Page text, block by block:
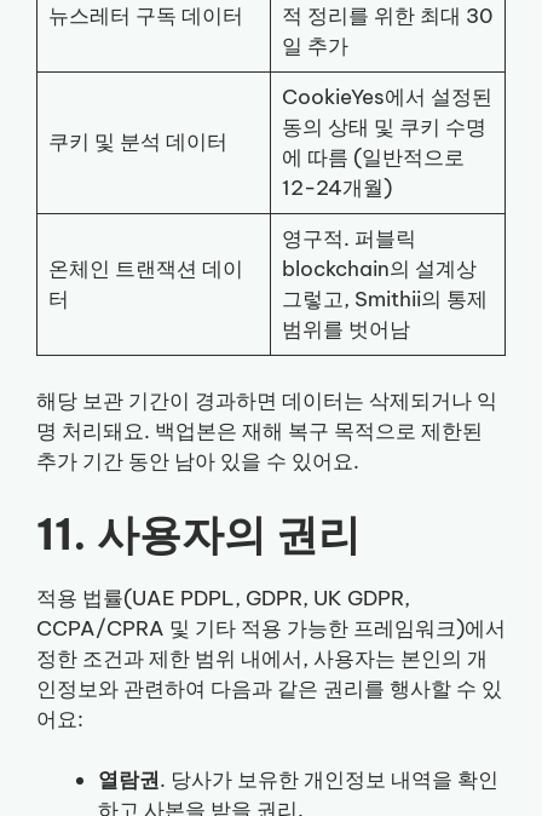
뉴스레터 구독 데이터
적 정리를 위한 최대 30
일 추가
쿠키 및 분석 데이터
CookieYes에서 설정된
동의 상태 및 쿠키 수명
에 따름 (일반적으로
12-24개월)
온체인 트랜잭션 데이
터
영구적. 퍼블릭
blockchain의 설계상
그렇고, Smithii의 통제
범위를 벗어남
해당 보관 기간이 경과하면 데이터는 삭제되거나 익
명 처리돼요. 백업본은 재해 복구 목적으로 제한된
추가 기간 동안 남아 있을 수 있어요.
11. 사용자의 권리
적용 법률(UAE PDPL, GDPR, UK GDPR,
CCPA/CPRA 및 기타 적용 가능한 프레임워크)에서
정한 조건과 제한 범위 내에서, 사용자는 본인의 개
인정보와 관련하여 다음과 같은 권리를 행사할 수 있
어요:
열람권. 당사가 보유한 개인정보 내역을 확인
하고 사본을 받을 권리.